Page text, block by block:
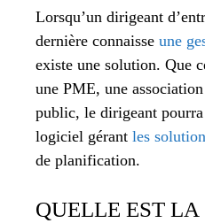
Lorsqu’un dirigeant
dernière connaisse une
existe une solution. Que
une PME, une
public, le dirigeant
logiciel gérant les
de planification.
QUELLE EST